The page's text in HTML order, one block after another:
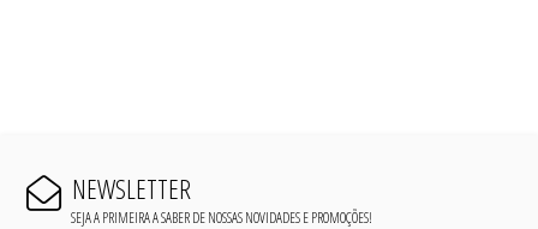
NEWSLETTER
SEJA A PRIMEIRA A SABER DE NOSSAS NOVIDADES E PROMOÇÕES!